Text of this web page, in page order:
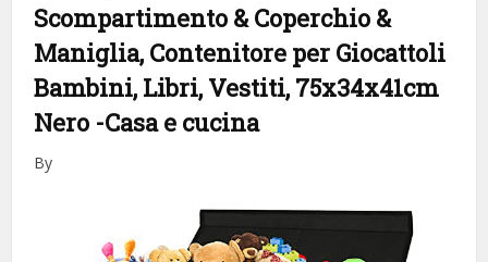
Scompartimento & Coperchio &
Maniglia, Contenitore per Giocattoli
Bambini, Libri, Vestiti, 75x34x41cm
Nero -Casa e cucina
By